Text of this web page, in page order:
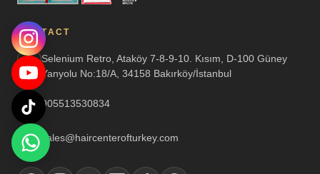
CONTACT
Selenium Retro, Ataköy 7-8-9-10. Kısım, D-100 Güney
Yanyolu No:18/A, 34158 Bakırköy/İstanbul
905513530834
sales@haircenterofturkey.com